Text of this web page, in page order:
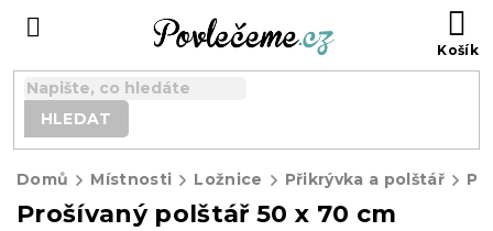
HLEDAT
Domů Místnosti Ložnice Přikrývka a polštář
Prošívaný polštář 50 x 70 cm